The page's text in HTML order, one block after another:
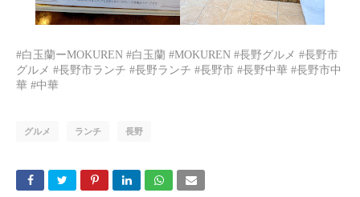
#白玉蘭ーMOKUREN #白玉蘭 #MOKUREN #長野グルメ #長野市
グルメ #長野市ランチ #長野ランチ #長野市 #長野中華 #長野市中
華 #中華
グルメ ランチ 長野